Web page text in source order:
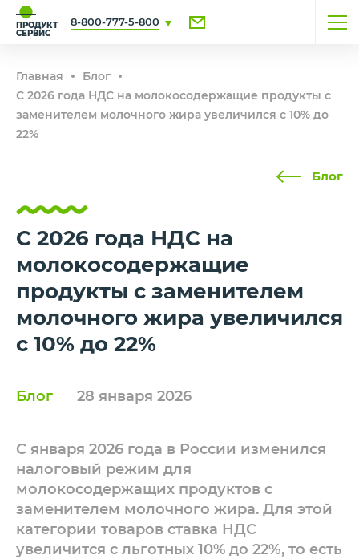
ПРОДУКТ
СЕРВИС
8-800-777-5-800
Главная
Блог
С 2026 года НДС на молокосодержащие продукты с
заменителем молочного жира увеличился с 10% до
22%
Блог
С 2026 года НДС на
молокосодержащие
продукты с заменителем
молочного жира увеличился
с 10% до 22%
Блог 28 января 2026
С января 2026 года в России изменился
налоговый режим для
молокосодержащих продуктов с
заменителем молочного жира. Для этой
категории товаров ставка НДС
увеличится с льготных 10% до 22%, то есть